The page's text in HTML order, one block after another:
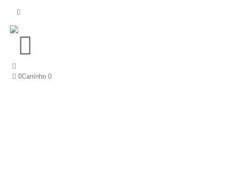
0Carrinho 0